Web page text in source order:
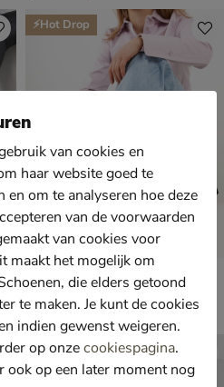
New Balance 574
Lage sneakers - roze
€ 119,99
119,99
⚡Hot Drop
van cookies en
haar website goed te
om te analyseren hoe deze
van de voorwaarden
van cookies voor
maakt het mogelijk om
die elders getoond
te maken. Je kunt de cookies
indien gewenst weigeren.
op onzecookiespagina.
op een later moment nog